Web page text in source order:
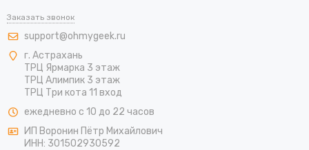
Заказать звонок
support@ohmygeek.ru
г. Астрахань
ТРЦ Ярмарка 3 этаж
ТРЦ Алимпик 3 этаж
ТРЦ Три кота 11 вход
ежедневно с 10 до 22 часов
ИП Воронин Пётр Михайлович
ИНН: 301502930592